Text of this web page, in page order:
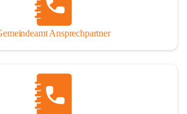
Ansprechpartner